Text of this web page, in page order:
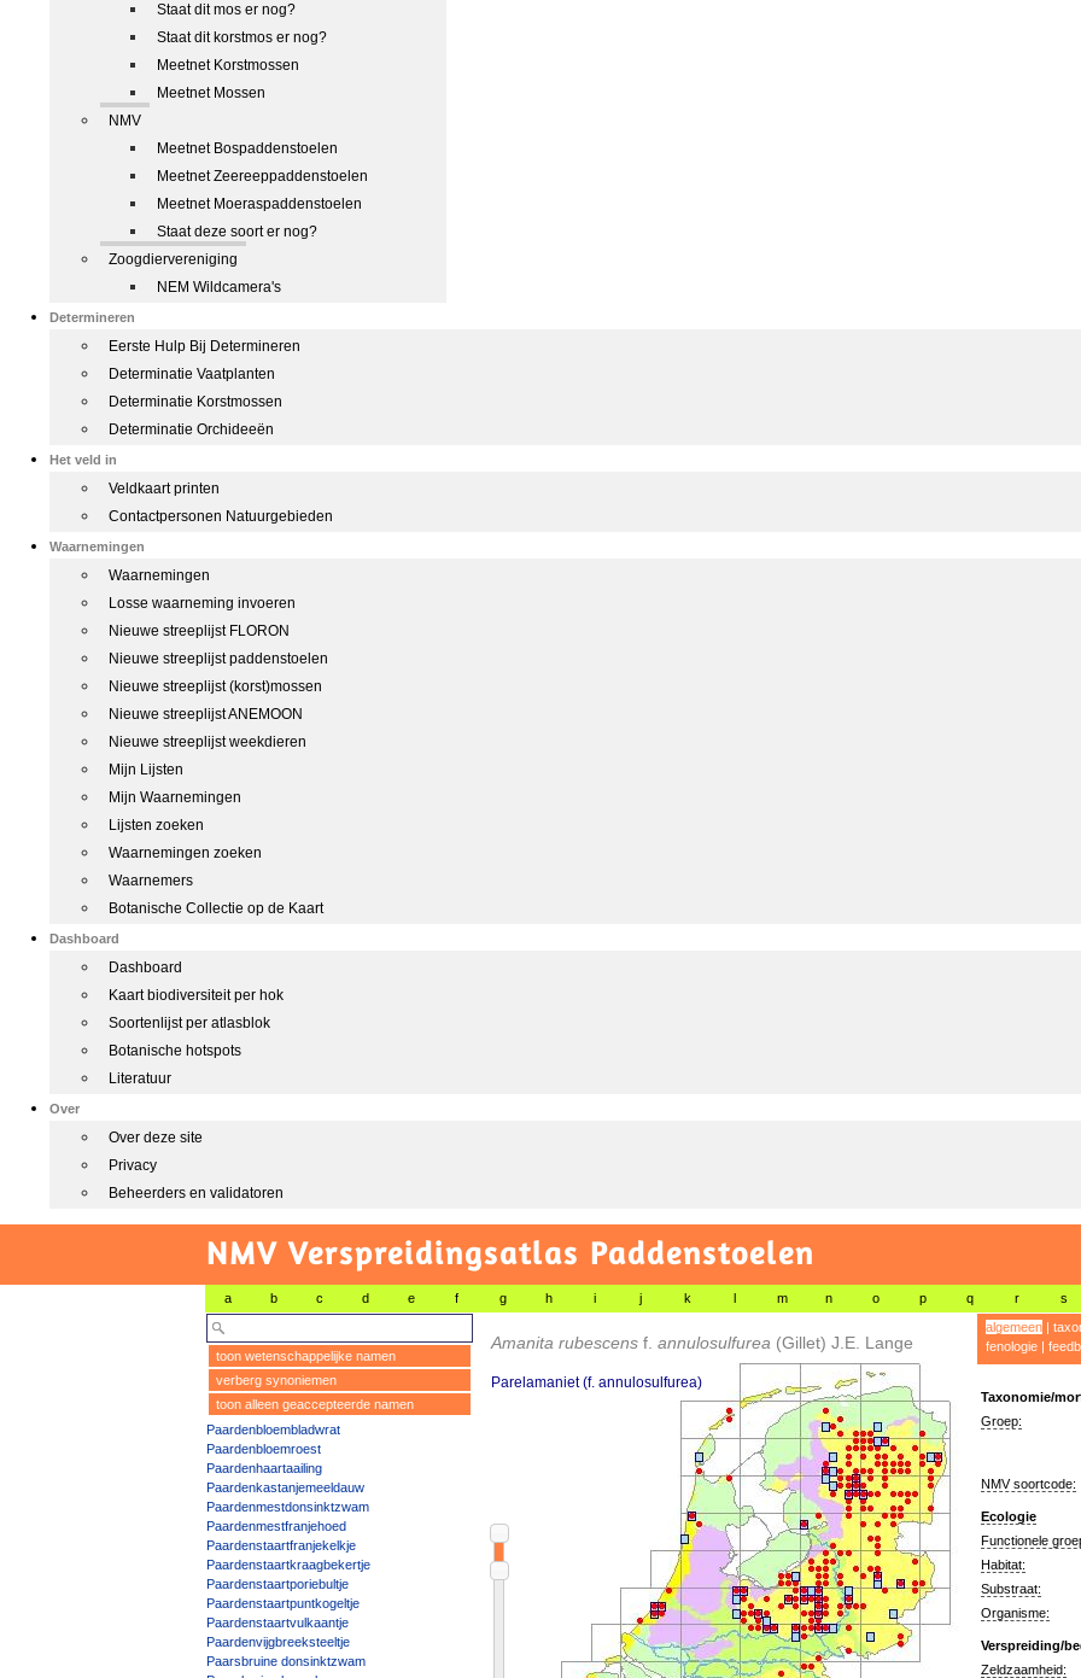
Staat dit mos er nog?
Staat dit korstmos er nog?
Meetnet Korstmossen
Meetnet Mossen
NMV
Meetnet Bospaddenstoelen
Meetnet Zeereeppaddenstoelen
Meetnet Moeraspaddenstoelen
Staat deze soort er nog?
Zoogdiervereniging
NEM Wildcamera's
Determineren
Eerste Hulp Bij Determineren
Determinatie Vaatplanten
Determinatie Korstmossen
Determinatie Orchideeën
Het veld in
Veldkaart printen
Contactpersonen Natuurgebieden
Waarnemingen
Waarnemingen
Losse waarneming invoeren
Nieuwe streeplijst FLORON
Nieuwe streeplijst paddenstoelen
Nieuwe streeplijst (korst)mossen
Nieuwe streeplijst ANEMOON
Nieuwe streeplijst weekdieren
Mijn Lijsten
Mijn Waarnemingen
Lijsten zoeken
Waarnemingen zoeken
Waarnemers
Botanische Collectie op de Kaart
Dashboard
Dashboard
Kaart biodiversiteit per hok
Soortenlijst per atlasblok
Botanische hotspots
Literatuur
Over
Over deze site
Privacy
Beheerders en validatoren
NMV Verspreidingsatlas Paddenstoelen
a b c d e f g h i j k l m n o p q r s
toon wetenschappelijke namen
verberg synoniemen
toon alleen geaccepteerde namen
Paardenbloembladwrat
Paardenbloemroest
Paardenhaartaailing
Paardenkastanjemeeldauw
Paardenmestdonsinktzwam
Paardenmestfranjehoed
Paardenstaartfranjekelkje
Paardenstaartkraagbekertje
Paardenstaartporiebultje
Paardenstaartpuntkogeltje
Paardenstaartvulkaantje
Paardenvijgbreeksteeltje
Paarsbruine donsinktzwam
Amanita rubescensf. annulosulfurea (Gillet) J.E. Lange
Parelamaniet (f. annulosulfurea)
algemeen|
fenologie|
Taxonomie/
Groep:
NMV soortcode:
Ecologie
Functionele
Habitat:
Substraat:
Organisme:
Verspreiding/
Zeldzaamheid: